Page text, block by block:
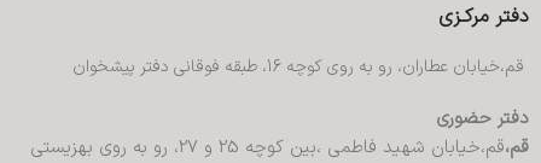
دفتر مرکـزی
قم،خیابان عطاران، رو به روی کوچه 16، طبقه فوقانی دفتر پیشخوان
دفتر حضوری
قم،قم،خیابان شهید فاطمی ،بین کوچه 25 و 27، رو به روی بهزیستی